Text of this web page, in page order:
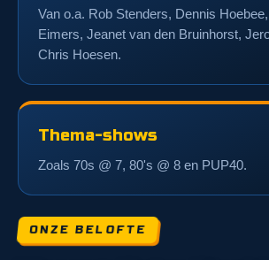
Van o.a. Rob Stenders, Dennis
Eimers, Jeanet van den Bruinhorst,
Chris Hoesen.
Thema-shows
Zoals 70s @ 7, 80's @ 8 en PUP40.
ONZE BELOFTE